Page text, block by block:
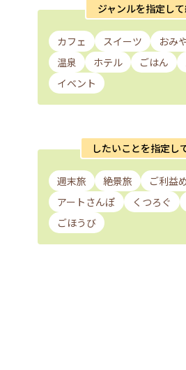
ジャンルを指定し
カフェ スイーツ おみ
温泉
ホテル ごはん
イベント
したいことを指定し
週末旅 絶景旅
ご利益
アートさんぽ
くつろぐ
ごほうび